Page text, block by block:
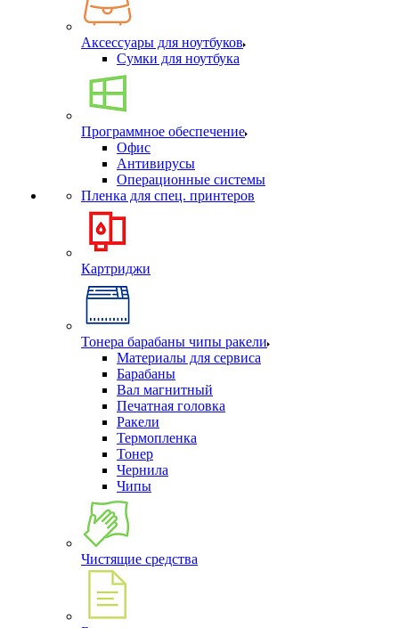
Аксессуары для ноутбуков
Сумки для ноутбука
Программное обеспечение
Офис
Антивирусы
Операционные системы
Пленка для спец. принтеров
Картриджи
Тонера барабаны чипы ракели
Материалы для сервиса
Барабаны
Вал магнитный
Печатная головка
Ракели
Термопленка
Тонер
Чернила
Чипы
Чистящие средства